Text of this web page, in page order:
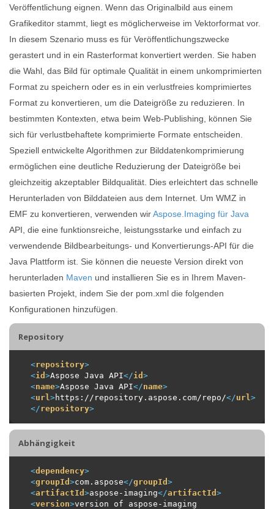
Veröffentlichung eignen. Wenn das Originalbild aus einem
Grafikeditor stammt, liegt es möglicherweise im Vektorformat vor.
In diesem Szenario muss es für Veröffentlichungszwecke
gerastert und in ein Rasterformat konvertiert werden. Sie haben
die Wahl, das Bild für optimale Qualität in einem unkomprimierten
Format zu speichern oder es in ein verlustfreies komprimiertes
Format zu konvertieren, um die Dateigröße zu reduzieren. In
bestimmten Kontexten, etwa beim Web-Publishing, können Sie
sich für verlustbehaftete komprimierte Formate entscheiden.
Speziell entwickelte Algorithmen zur Bilddatenkomprimierung
ermöglichen eine deutliche Reduzierung der Dateigröße bei
gleichzeitig akzeptabler Bildqualität. Dies erleichtert das schnelle
Herunterladen von Bilddateien aus dem Internet. Um WMZ in
EMF zu konvertieren, verwenden wirAspose.Imaging für Java
API, die eine funktionsreiche, leistungsstarke und einfach zu
verwendende Bildbearbeitungs- und Konvertierungs-API für die
Java Plattform ist. Sie können die neueste Version direkt von
herunterladen Maven und installieren Sie es in Ihrem Maven-
basierten Projekt, indem Sie der pom.xml die folgenden
Konfigurationen hinzufügen.
Repository
<repository>
<id >Aspose Java API</id >
<name>Aspose Java API</name>
<url >https://repository.aspose.com/repo/</url >
</repository>
Abhängigkeit
<dependency>
<groupId >com.aspose</groupId >
<artifactId >aspose-imaging</artifactId >
<version>version of aspose-imaging